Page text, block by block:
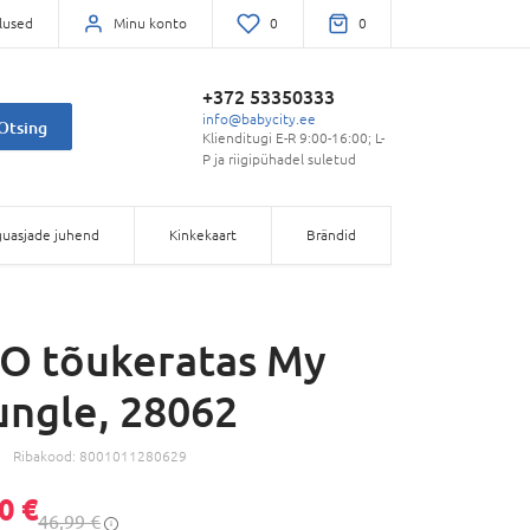
Minu konto 0 0
+372 53350333
info@babycity.ee
Klienditugi E-R 9:00-16:00; L-
P ja riigipühadel suletud
juhend Kinkekaart Brändid
tõukeratas My
28062
Ribakood: 8001011280629
€46,99 €